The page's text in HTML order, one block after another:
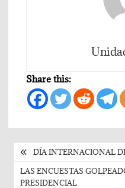
Share this:
Post
navigation
DÍA INTERNACIONAL
LAS ENCUESTAS
PRESIDENCIAL